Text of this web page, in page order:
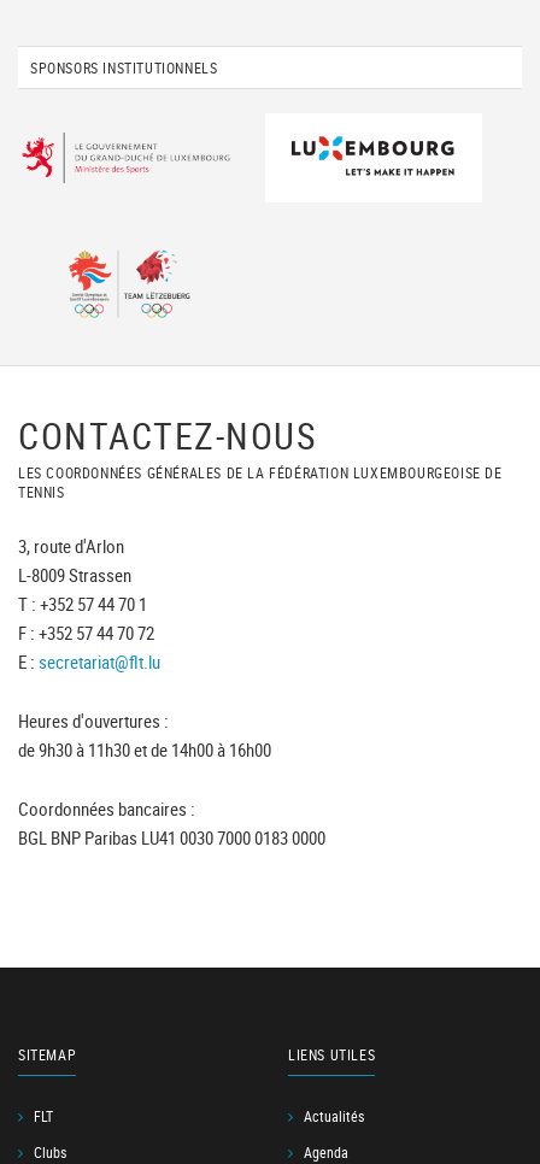
SPONSORS INSTITUTIONNELS
CONTACTEZ-NOUS
LES COORDONNÉES GÉNÉRALES DE LA FÉDÉRATION LUXEMBOURGEOISE DE
TENNIS
3, route d'Arlon
L-8009 Strassen
T : +352 57 44 70 1
F : +352 57 44 70 72
E : secretariat@flt.lu
Heures d'ouvertures :
de 9h30 à 11h30 et de 14h00 à 16h00
Coordonnées bancaires :
BGL BNP Paribas LU41 0030 7000 0183 0000
SITEMAP
FLT
Clubs
LIENS UTILES
Actualités
Agenda